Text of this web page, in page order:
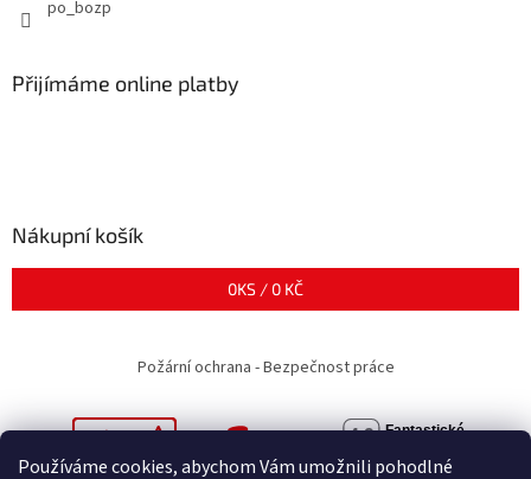
Používáme cookies, abychom Vám umožnili pohodlné
po_bozp
Přijímáme online platby
Nákupní košík
0KS / 0 KČ
Požární ochrana - Bezpečnost práce